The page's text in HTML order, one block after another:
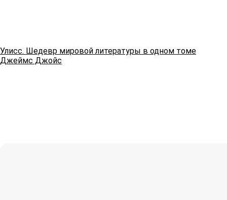
Улисс. Шедевр мировой литературы в одном томе
Джеймс Джойс